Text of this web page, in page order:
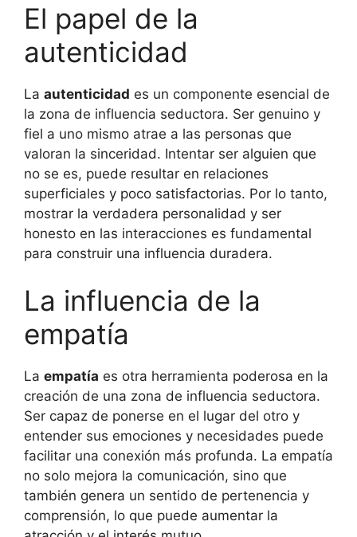
El papel de la
autenticidad
La autenticidad es un componente esencial de
la zona de influencia seductora. Ser genuino y
fiel a uno mismo atrae a las personas que
valoran la sinceridad. Intentar ser alguien que
no se es, puede resultar en relaciones
superficiales y poco satisfactorias. Por lo tanto,
mostrar la verdadera personalidad y ser
honesto en las interacciones es fundamental
para construir una influencia duradera.
La influencia de la
empatía
La empatía es otra herramienta poderosa en la
creación de una zona de influencia seductora.
Ser capaz de ponerse en el lugar del otro y
entender sus emociones y necesidades puede
facilitar una conexión más profunda. La empatía
no solo mejora la comunicación, sino que
también genera un sentido de pertenencia y
comprensión, lo que puede aumentar la